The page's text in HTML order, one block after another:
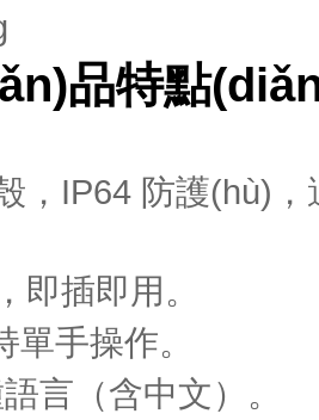
品特點
IP64 防護(hù)，
插即用。
單手操作。
言（含中文）。